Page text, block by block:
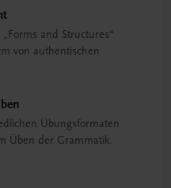
„Forms and Structures“
von authentischen
Übungsformaten
Üben der Grammatik.